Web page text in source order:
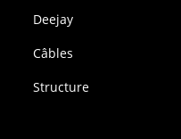
Deejay
Câbles
Structure